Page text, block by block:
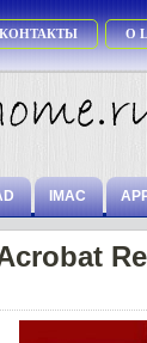
КОНТАКТЫ О
IMAC